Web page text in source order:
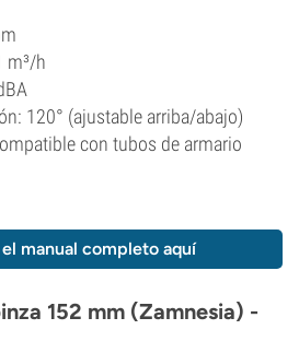
m³/h
120° (ajustable arriba/abajo)
con tubos de armario
manual completo aquí
152 mm (Zamnesia) -